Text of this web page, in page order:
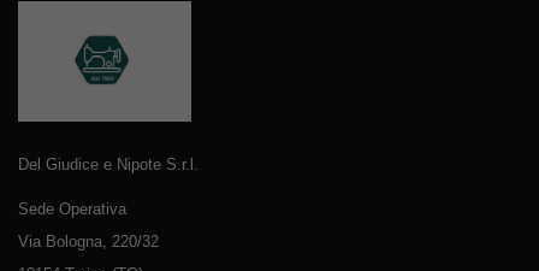
Del Giudice e Nipote S.r.l.
Sede Operativa
Via Bologna, 220/32